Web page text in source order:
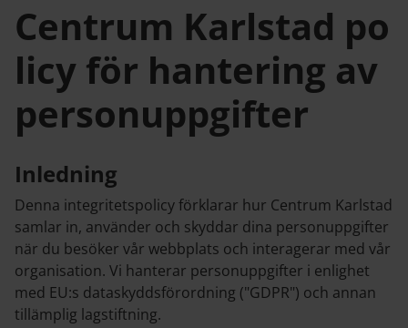
Centrum Karlstad po
licy för hantering av
personuppgifter
Inledning
Denna integritetspolicy förklarar hur Centrum Karlstad
samlar in, använder och skyddar dina personuppgifter
när du besöker vår webbplats och interagerar med vår
organisation. Vi hanterar personuppgifter i enlighet
med EU:s dataskyddsförordning ("GDPR") och annan
tillämplig lagstiftning.